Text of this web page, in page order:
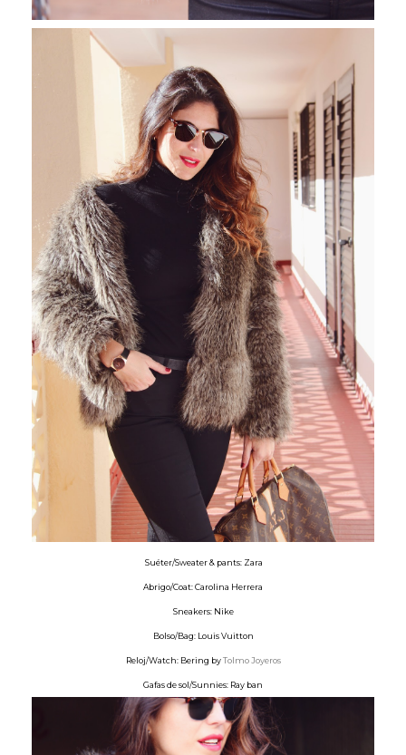
Suéter/Sweater & pants: Zara
Abrigo/Coat: Carolina Herrera
Sneakers: Nike
Bolso/Bag: Louis Vuitton
Reloj/Watch: Bering byTolmo Joyeros
Gafas de sol/Sunnies: Ray ban